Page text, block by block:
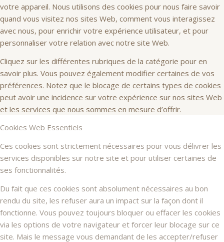
votre appareil. Nous utilisons des cookies pour nous faire savoir
quand vous visitez nos sites Web, comment vous interagissez
avec nous, pour enrichir votre expérience utilisateur, et pour
personnaliser votre relation avec notre site Web.
Cliquez sur les différentes rubriques de la catégorie pour en
savoir plus. Vous pouvez également modifier certaines de vos
préférences. Notez que le blocage de certains types de cookies
peut avoir une incidence sur votre expérience sur nos sites Web
et les services que nous sommes en mesure d’offrir.
Cookies Web Essentiels
Ces cookies sont strictement nécessaires pour vous délivrer les
services disponibles sur notre site et pour utiliser certaines de
ses fonctionnalités.
Du fait que ces cookies sont absolument nécessaires au bon
rendu du site, les refuser aura un impact sur la façon dont il
fonctionne. Vous pouvez toujours bloquer ou effacer les cookies
via les options de votre navigateur et forcer leur blocage sur ce
site. Mais le message vous demandant de les accepter/refuser